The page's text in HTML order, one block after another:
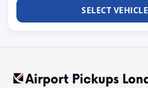
SELECT VEHICLE